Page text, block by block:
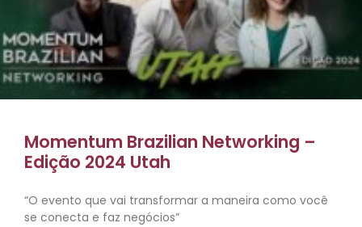
Momentum Brazilian Networking –
Edição 2024 Utah
“O evento que vai transformar a maneira como você
se conecta e faz negócios”